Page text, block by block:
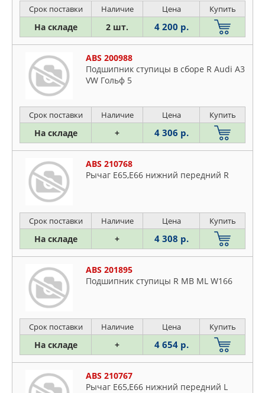
Срок поставки Наличие Цена Купить
На складе 2 шт. 4 200 р.
ABS 200988
Подшипник ступицы в сборе R Audi A3
VW Гольф 5
Срок поставки Наличие Цена Купить
На складе + 4 306 р.
ABS 210768
Рычаг Е65,Е66 нижний передний R
Срок поставки Наличие Цена Купить
На складе + 4 308 р.
ABS 201895
Подшипник ступицы R MB ML W166
Срок поставки Наличие Цена Купить
На складе + 4 654 р.
ABS 210767
Рычаг Е65,Е66 нижний передний L